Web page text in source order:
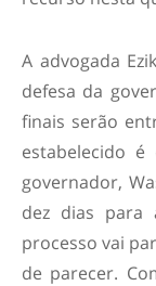
A advogada
defesa da
finais serão
estabelecido
governador,
dez dias para
processo vai
de parecer.